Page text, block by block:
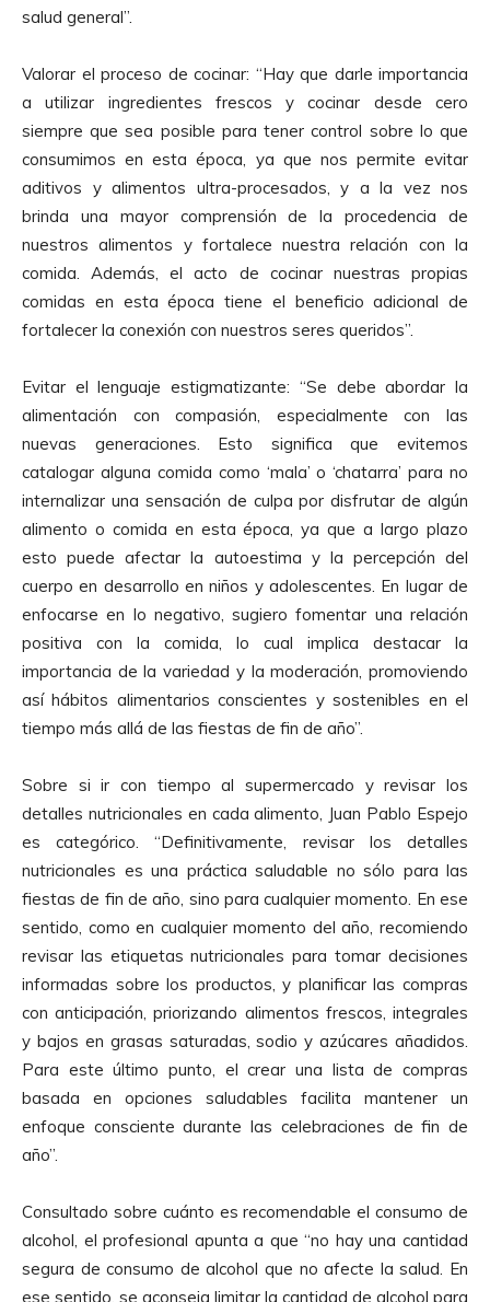
salud general”.
Valorar el proceso de cocinar: “Hay que darle importancia
a utilizar ingredientes frescos y cocinar desde cero
siempre que sea posible para tener control sobre lo que
consumimos en esta época, ya que nos permite evitar
aditivos y alimentos ultra-procesados, y a la vez nos
brinda una mayor comprensión de la procedencia de
nuestros alimentos y fortalece nuestra relación con la
comida. Además, el acto de cocinar nuestras propias
comidas en esta época tiene el beneficio adicional de
fortalecer la conexión con nuestros seres queridos”.
Evitar el lenguaje estigmatizante: “Se debe abordar la
alimentación con compasión, especialmente con las
nuevas generaciones. Esto significa que evitemos
catalogar alguna comida como ‘mala’ o ‘chatarra’ para no
internalizar una sensación de culpa por disfrutar de algún
alimento o comida en esta época, ya que a largo plazo
esto puede afectar la autoestima y la percepción del
cuerpo en desarrollo en niños y adolescentes. En lugar de
enfocarse en lo negativo, sugiero fomentar una relación
positiva con la comida, lo cual implica destacar la
importancia de la variedad y la moderación, promoviendo
así hábitos alimentarios conscientes y sostenibles en el
tiempo más allá de las fiestas de fin de año”.
Sobre si ir con tiempo al supermercado y revisar los
detalles nutricionales en cada alimento, Juan Pablo Espejo
es categórico. “Definitivamente, revisar los detalles
nutricionales es una práctica saludable no sólo para las
fiestas de fin de año, sino para cualquier momento. En ese
sentido, como en cualquier momento del año, recomiendo
revisar las etiquetas nutricionales para tomar decisiones
informadas sobre los productos, y planificar las compras
con anticipación, priorizando alimentos frescos, integrales
y bajos en grasas saturadas, sodio y azúcares añadidos.
Para este último punto, el crear una lista de compras
basada en opciones saludables facilita mantener un
enfoque consciente durante las celebraciones de fin de
año”.
Consultado sobre cuánto es recomendable el consumo de
alcohol, el profesional apunta a que “no hay una cantidad
segura de consumo de alcohol que no afecte la salud. En
ese sentido, se aconseja limitar la cantidad de alcohol para